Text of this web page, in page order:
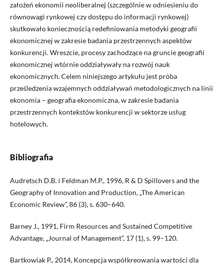
założeń ekonomii neoliberalnej (szczególnie w odniesieniu do
równowagi rynkowej czy dostępu do informacji rynkowej)
skutkowało koniecznością redefiniowania metodyki geografii
ekonomicznej w zakresie badania przestrzennych aspektów
konkurencji. Wreszcie, procesy zachodzące na gruncie geografii
ekonomicznej wtórnie oddziaływały na rozwój nauk
ekonomicznych. Celem niniejszego artykułu jest próba
prześledzenia wzajemnych oddziaływań metodologicznych na linii
ekonomia – geografia ekonomiczna, w zakresie badania
przestrzennych kontekstów konkurencji w sektorze usług
hotelowych.
Bibliografia
Audretsch D.B. i Feldman M.P., 1996, R & D Spillovers and the
Geography of Innovation and Production, „The American
Economic Review”, 86 (3), s. 630–640.
Barney J., 1991, Firm Resources and Sustained Competitive
Advantage, „Journal of Management”, 17 (1), s. 99–120.
Bartkowiak P., 2014, Koncepcja współkreowania wartości dla